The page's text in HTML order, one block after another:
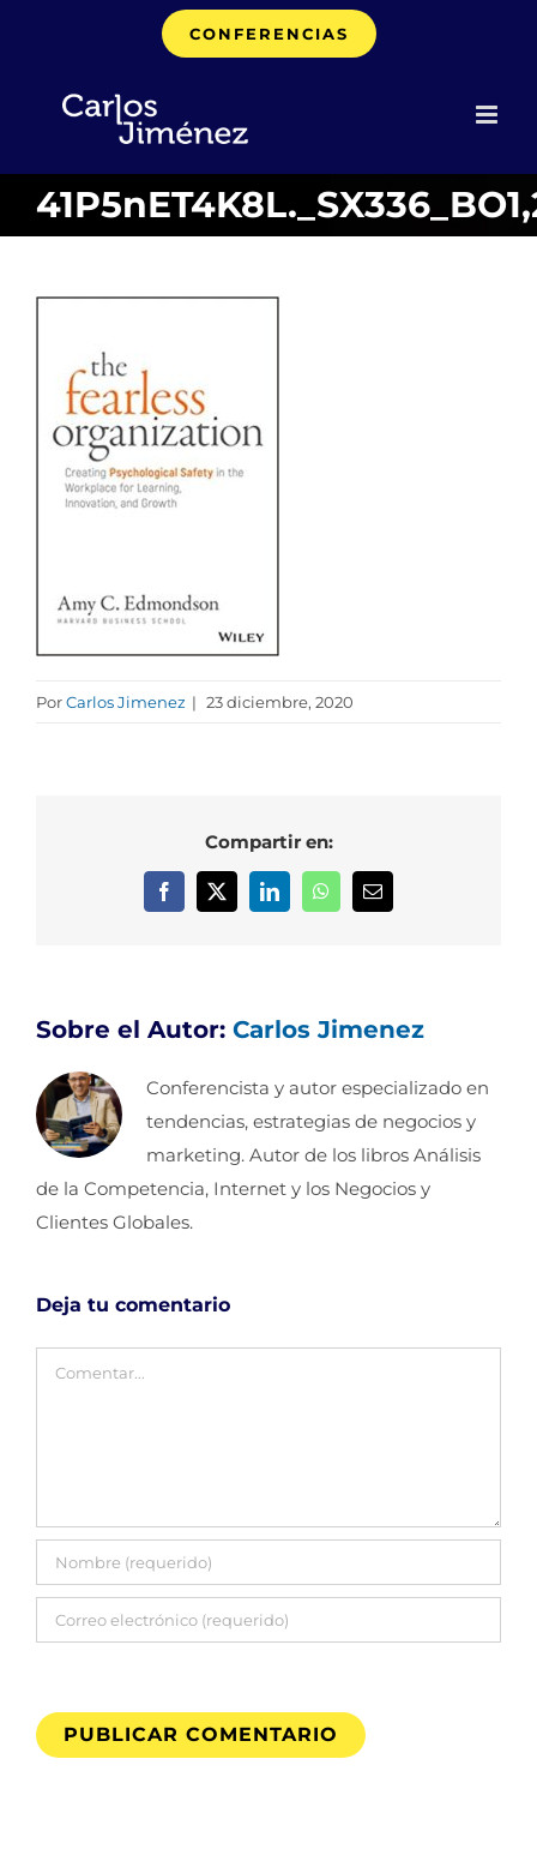
CONFERENCIAS
PorCarlos Jimenez | 23 diciembre, 2020
Compartir en:
Facebook
X LinkedInWhatsAppCorreo
Sobre el Autor: Carlos Jimenez
Conferencista y autor especializado en
tendencias, estrategias de negocios y
marketing. Autor de los libros Análisis
de la Competencia, Internet y los Negocios y
Clientes Globales.
Deja tu comentario
Comentar